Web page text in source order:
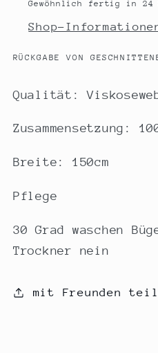
Gewöhnlich fertig in 24
Shop-
RÜCKGABE VON
Qualität:
Zusammensetzung:
Breite: 150cm
Pflege
30 Grad waschen
Trockner nein
mit Freunden